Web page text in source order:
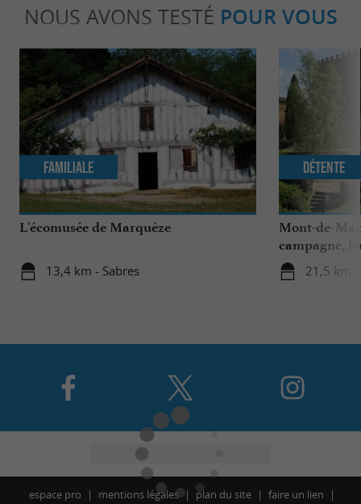
NOUS AVONS TESTÉ POUR VOUS
L'écomusée de Marquèze
13,4 km - Sabres
Familiale
Mont-de-
campagne,
Landes
21,5 km
Détente
espace pro mentions légales plan du site faire un lien